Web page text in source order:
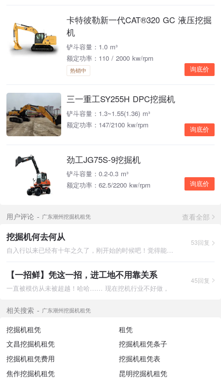
卡特彼勒新一代CAT®320 GC 液压挖掘
机
铲斗容量：1.0 m³
额定功率：110 / 2000 kw/rpm
热销中 询底价
三一重工SY255H DPC挖掘机
铲斗容量：1.3~1.55(1.36) m³
额定功率：147/2100 kw/rpm
询底价
劲工JG75S-9挖掘机
铲斗容量：0.2-0.3 m³
额定功率：62.5/2200 kw/rpm
询底价
用户评论 广东潮州挖掘机租凭 查看全部
挖掘机何去何从
自入行以来已经有十年之久了，刚开始的时候吧！觉得能操作这力大
53回复
【一招鲜】凭这一招，进工地不用靠关系
一直被模仿从未被超越！哈哈…… 现在挖机行业不好做，
45回复
相关搜索 广东潮州挖掘机租凭
挖掘机租凭
租凭
文昌挖掘机租凭
挖掘机租凭条子
挖掘机租凭费用
挖掘机租凭表
焦作挖掘机租凭
昆明挖掘机租凭